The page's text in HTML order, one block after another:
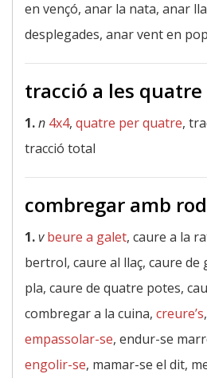
en vençó, anar la nata, anar
desplegades, anar vent en
tracció a les quatre
1.n 4x4, quatre per quatre,
tracció total
combregar amb
1.v beure a galet, caure a la
bertrol, caure al llaç, caure de
pla, caure de quatre potes,
combregar a la cuina, creure’s,
empassolar-se, endur-se
engolir-se, mamar-se el dit,